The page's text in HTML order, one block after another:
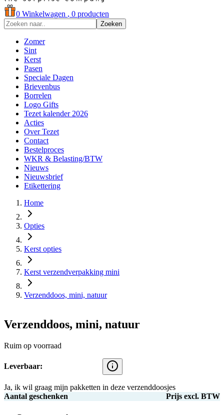
0 Winkelwagen , 0 producten
Zoeken
Zomer
Sint
Kerst
Pasen
Speciale Dagen
Brievenbus
Borrelen
Logo Gifts
Tezet kalender 2026
Acties
Over Tezet
Contact
Bestelproces
WKR & Belasting/BTW
Nieuws
Nieuwsbrief
Etikettering
Home
Opties
Kerst opties
Kerst verzendverpakking mini
Verzenddoos, mini, natuur
Verzenddoos, mini, natuur
Ruim op voorraad
Leverbaar:
Ja, ik wil graag mijn pakketten in deze verzenddoosjes
Aantal geschenken
Prijs excl. BTW